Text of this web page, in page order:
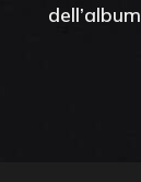
dell’album